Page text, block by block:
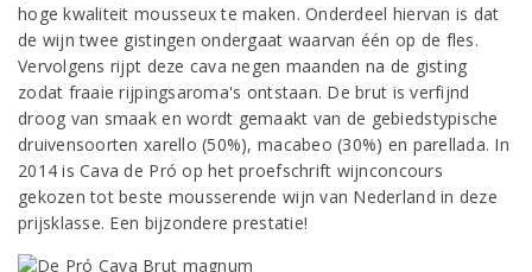
hoge kwaliteit mousseux te maken. Onderdeel hiervan is dat
de wijn twee gistingen ondergaat waarvan één op de fles.
Vervolgens rijpt deze cava negen maanden na de gisting
zodat fraaie rijpingsaroma's ontstaan. De brut is verfijnd
droog van smaak en wordt gemaakt van de gebiedstypische
druivensoorten xarello (50%), macabeo (30%) en parellada. In
2014 is Cava de Pró op het proefschrift wijnconcours
gekozen tot beste mousserende wijn van Nederland in deze
prijsklasse. Een bijzondere prestatie!